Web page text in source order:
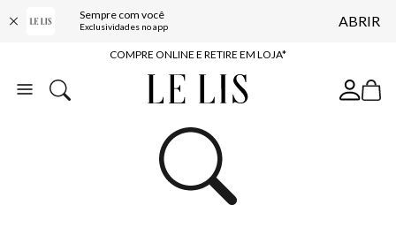
Sempre com você
Exclusividades no app ABRIR
10% OFF NA PRIMEIRA COMPRA*
COMPRE ONLINE E RETIRE EM LOJA*
ENTREGA EXPRESSA*
BAIXE O APP
10% OFF NA PRIMEIRA COMPRA*